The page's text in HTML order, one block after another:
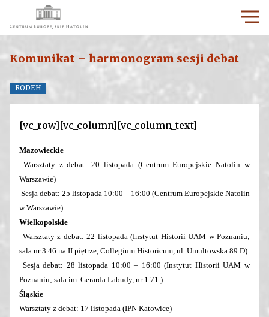
Komunikat – harmonogram sesji debat
RODEH
[vc_row][vc_column][vc_column_text]
Mazowieckie
Warsztaty z debat: 20 listopada (Centrum Europejskie Natolin w
Warszawie)
Sesja debat: 25 listopada 10:00 – 16:00 (Centrum Europejskie Natolin
w Warszawie)
Wielkopolskie
Warsztaty z debat: 22 listopada (Instytut Historii UAM w Poznaniu;
sala nr 3.46 na II piętrze, Collegium Historicum, ul. Umultowska 89 D)
Sesja debat: 28 listopada 10:00 – 16:00 (Instytut Historii UAM w
Poznaniu; sala im. Gerarda Labudy, nr 1.71.)
Śląskie
Warsztaty z debat: 17 listopada (IPN Katowice)